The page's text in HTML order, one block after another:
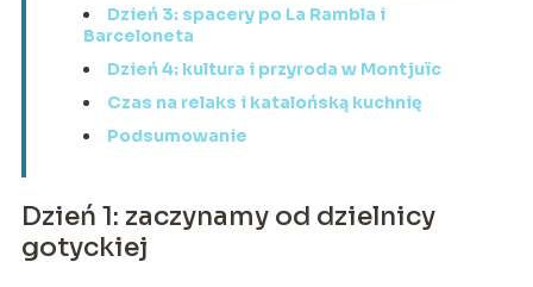
Dzień 3: spacery po La Rambla i
Barceloneta
Dzień 4: kultura i przyroda w Montjuïc
Czas na relaks i katalońską kuchnię
Podsumowanie
Dzień 1: zaczynamy od dzielnicy
gotyckiej